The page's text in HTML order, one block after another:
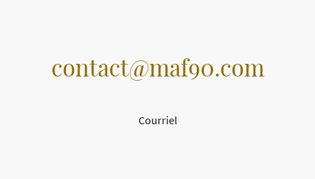
contact@maf90.com
Courriel